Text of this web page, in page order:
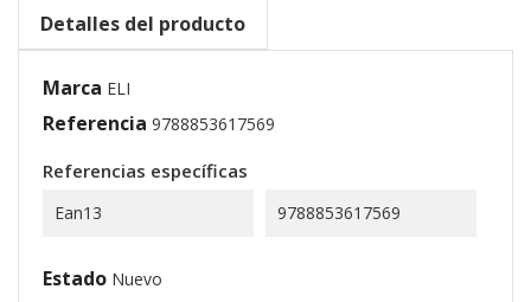
Detalles del producto
Marca ELI
Referencia 9788853617569
Referencias específicas
Ean13 9788853617569
Estado Nuevo